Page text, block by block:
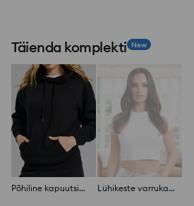
Täienda komplekti New
Põhiline kapuutsiga pusa Lühikeste varrukatega särk